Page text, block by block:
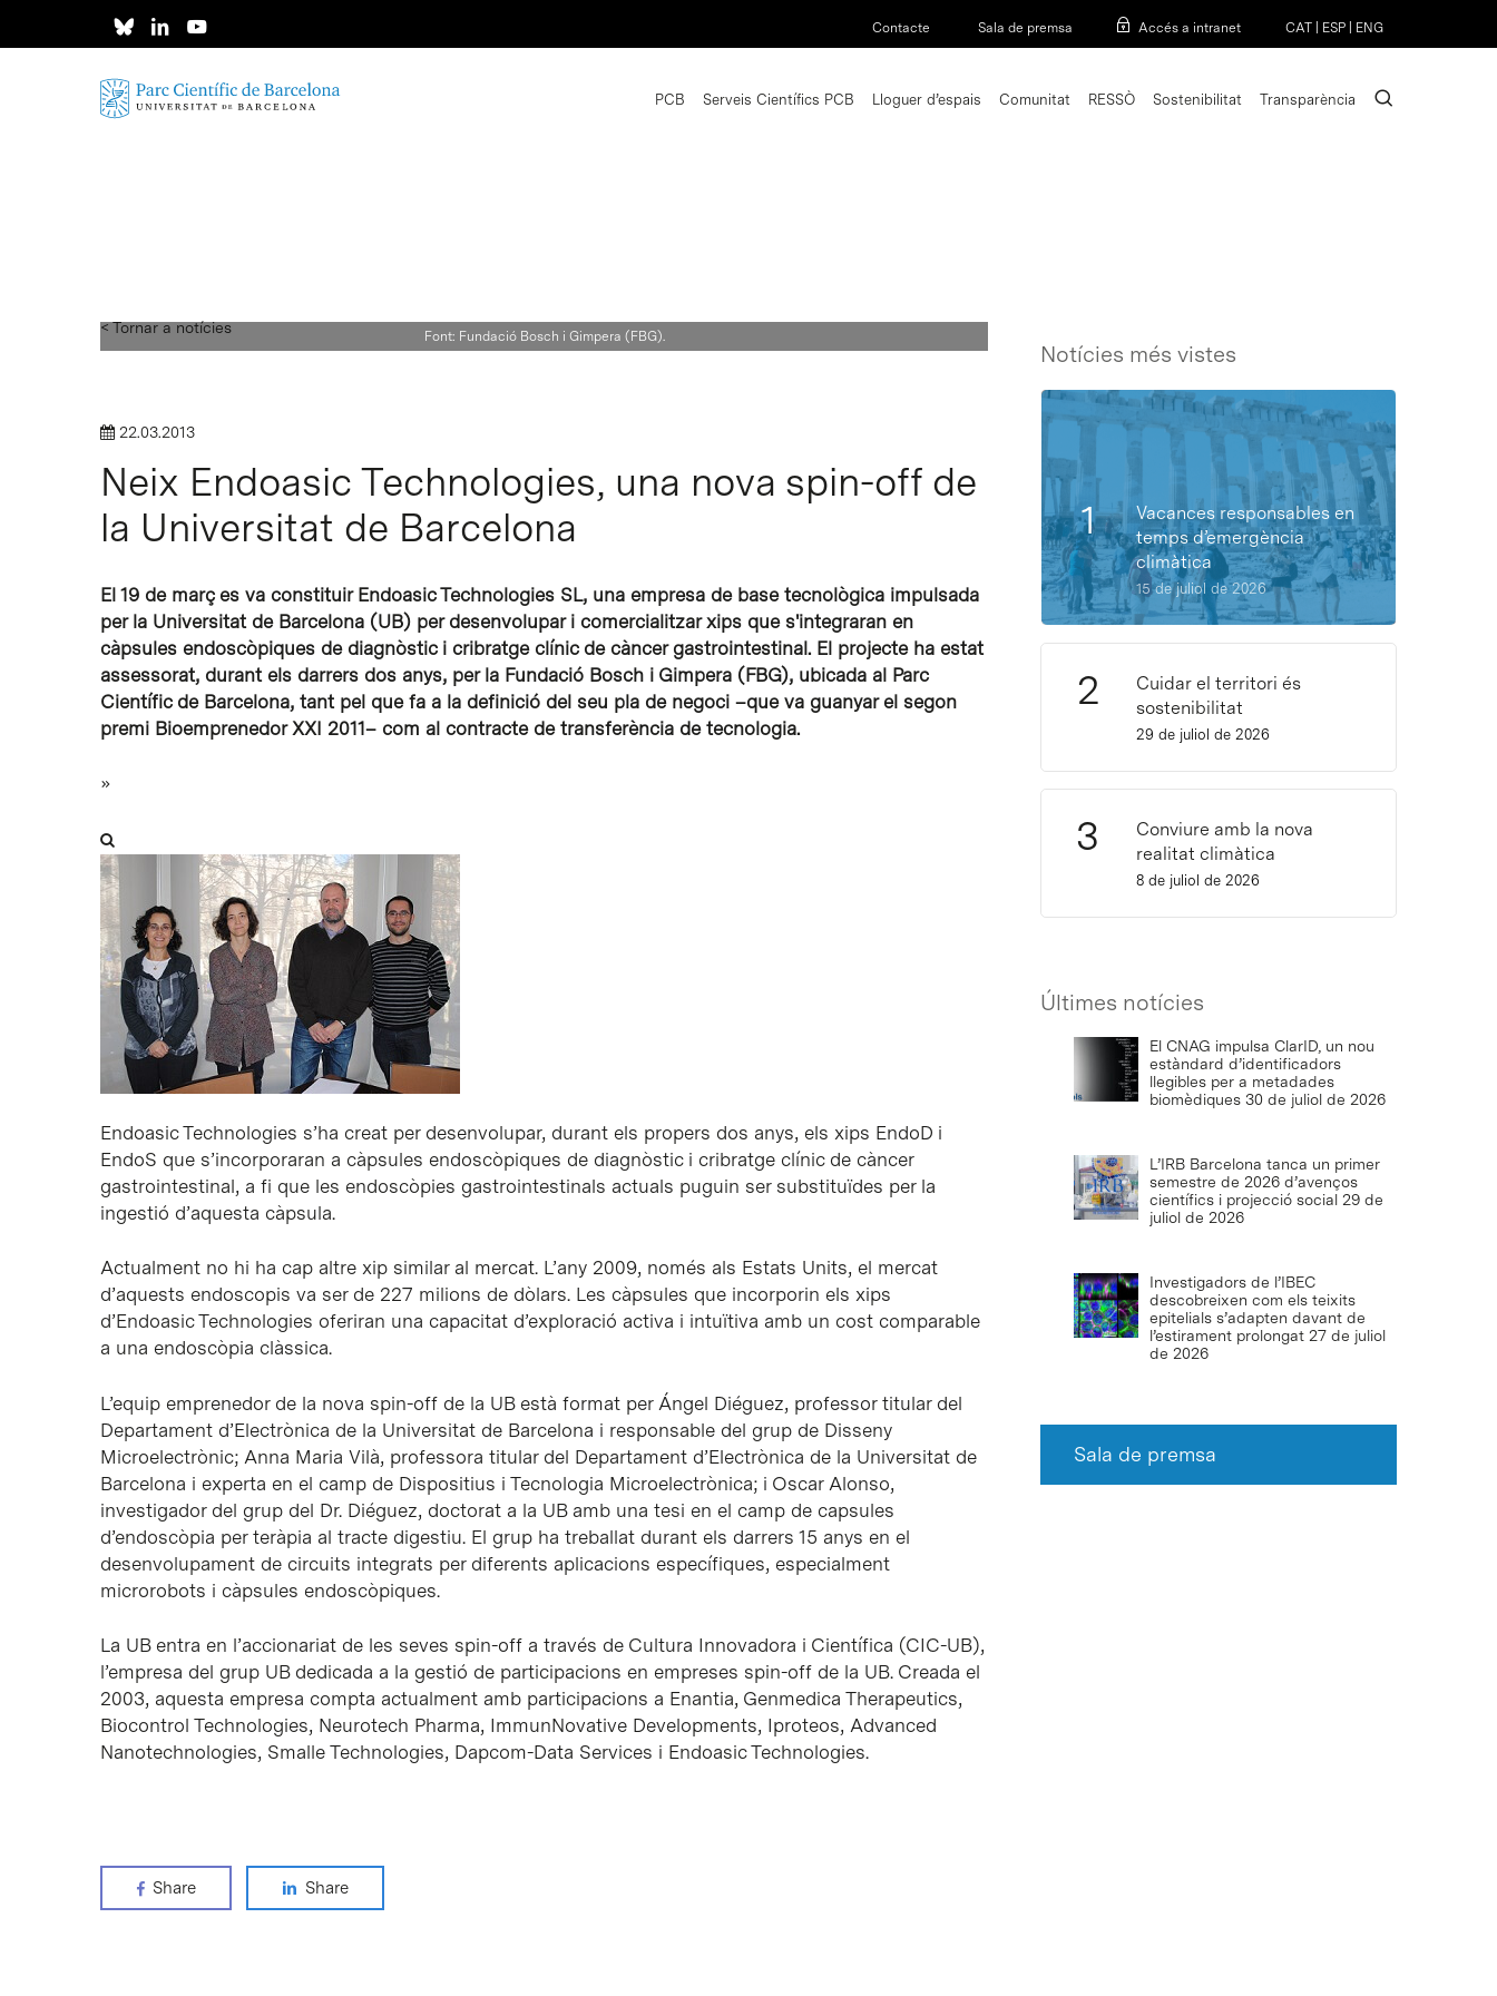
Contacte Sala de premsa Accés a intranet CAT ESP ENG
Intro per buscar o ESC per tancar
PCB Serveis Científics PCB Lloguer d’espais Comunitat RESSÒ Sostenibilitat Transparència search
< Tornar a notícies Font: Fundació Bosch i Gimpera (FBG).
22.03.2013
Neix Endoasic Technologies, una nova spin-off de
la Universitat de Barcelona
El 19 de març es va constituir Endoasic Technologies SL, una empresa de base tecnològica impulsada
per la Universitat de Barcelona (UB) per desenvolupar i comercialitzar xips que s'integraran en
càpsules endoscòpiques de diagnòstic i cribratge clínic de càncer gastrointestinal. El projecte ha estat
assessorat, durant els darrers dos anys, per la Fundació Bosch i Gimpera (FBG), ubicada al Parc
Científic de Barcelona, tant pel que fa a la definició del seu pla de negoci –que va guanyar el segon
premi Bioemprenedor XXI 2011– com al contracte de transferència de tecnologia.
»
Endoasic Technologies s’ha creat per desenvolupar, durant els propers dos anys, els xips EndoD i
EndoS que s’incorporaran a càpsules endoscòpiques de diagnòstic i cribratge clínic de càncer
gastrointestinal, a fi que les endoscòpies gastrointestinals actuals puguin ser substituïdes per la
ingestió d’aquesta càpsula.
Actualment no hi ha cap altre xip similar al mercat. L’any 2009, només als Estats Units, el mercat
d’aquests endoscopis va ser de 227 milions de dòlars. Les càpsules que incorporin els xips
d’Endoasic Technologies oferiran una capacitat d’exploració activa i intuïtiva amb un cost comparable
a una endoscòpia clàssica.
L’equip emprenedor de la nova spin-off de la UB està format per Ángel Diéguez, professor titular del
Departament d’Electrònica de la Universitat de Barcelona i responsable del grup de Disseny
Microelectrònic; Anna Maria Vilà, professora titular del Departament d’Electrònica de la Universitat de
Barcelona i experta en el camp de Dispositius i Tecnologia Microelectrònica; i Oscar Alonso,
investigador del grup del Dr. Diéguez, doctorat a la UB amb una tesi en el camp de capsules
d’endoscòpia per teràpia al tracte digestiu. El grup ha treballat durant els darrers 15 anys en el
desenvolupament de circuits integrats per diferents aplicacions específiques, especialment
microrobots i càpsules endoscòpiques.
La UB entra en l’accionariat de les seves spin-off a través de Cultura Innovadora i Científica (CIC-UB),
l’empresa del grup UB dedicada a la gestió de participacions en empreses spin-off de la UB. Creada el
2003, aquesta empresa compta actualment amb participacions a Enantia, Genmedica Therapeutics,
Biocontrol Technologies, Neurotech Pharma, ImmunNovative Developments, Iproteos, Advanced
Nanotechnologies, Smalle Technologies, Dapcom-Data Services i Endoasic Technologies.
Share Share
Notícies més vistes
Vacances responsables en
temps d’emergència
climàtica
15 de juliol de 2026
Cuidar el territori és
sostenibilitat
29 de juliol de 2026
Conviure amb la nova
realitat climàtica
8 de juliol de 2026
Últimes notícies
El CNAG impulsa ClarID, un nou
estàndard d’identificadors
llegibles per a metadades
biomèdiques 30 de juliol de 2026
L’IRB Barcelona tanca un primer
semestre de 2026 d’avenços
científics i projecció social 29 de
juliol de 2026
Investigadors de l’IBEC
descobreixen com els teixits
epitelials s’adapten davant de
l’estirament prolongat 27 de juliol
de 2026
Sala de premsa